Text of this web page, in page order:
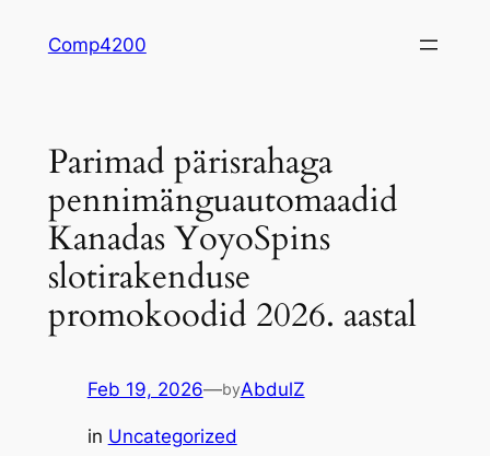
Comp4200
Parimad pärisrahaga
pennimänguautomaadid
Kanadas YoyoSpins
slotirakenduse
promokoodid 2026. aastal
Feb 19, 2026—byAbdulZ
in Uncategorized